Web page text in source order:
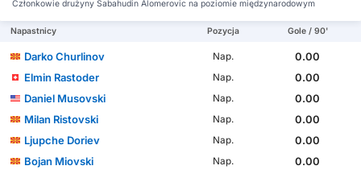
Członkowie drużyny Sabahudin Alomeroviс na poziomie międzynarodowym
Napastnicy Pozycja Gole / 90'
Darko Churlinov Nap.
0.00
Elmin Rastoder
Nap.
0.00
Daniel Musovski
Nap.
0.00
Milan Ristovski
Nap.
0.00
Ljupche Doriev
Nap.
0.00
Bojan Miovski
Nap.
0.00